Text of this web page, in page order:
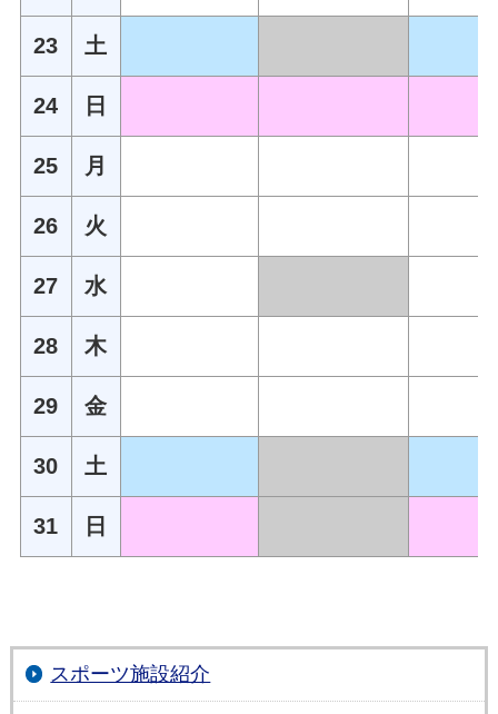
23 土
24 日
25 月
26 火
27 水
28 木
29 金
30 土
31 日
スポーツ施設紹介